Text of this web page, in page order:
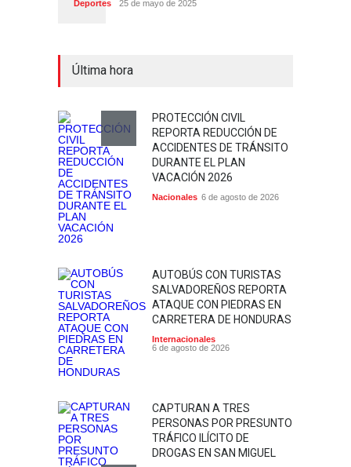
Deportes 25 de mayo de 2025
Última hora
PROTECCIÓN CIVIL
REPORTA REDUCCIÓN DE
ACCIDENTES DE TRÁNSITO
DURANTE EL PLAN
VACACIÓN 2026
Nacionales 6 de agosto de 2026
AUTOBÚS CON TURISTAS
SALVADOREÑOS REPORTA
ATAQUE CON PIEDRAS EN
CARRETERA DE HONDURAS
Internacionales
6 de agosto de 2026
CAPTURAN A TRES
PERSONAS POR PRESUNTO
TRÁFICO ILÍCITO DE
DROGAS EN SAN MIGUEL